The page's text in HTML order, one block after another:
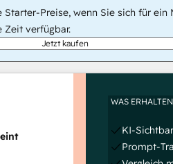
Preise, wenn Sie sich für
Zeit verfügbar.
Jetzt kaufen
WAS
KI-
Prompt-